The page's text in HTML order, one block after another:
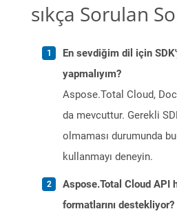
sıkça Sorulan
En sevdiğim dil için
yapmalıyım?
Aspose.Total Cloud,
da mevcuttur. Gerekli
olmaması durumunda
kullanmayı deneyin.
Aspose.Total Cloud API
formatlarını destekliyor?